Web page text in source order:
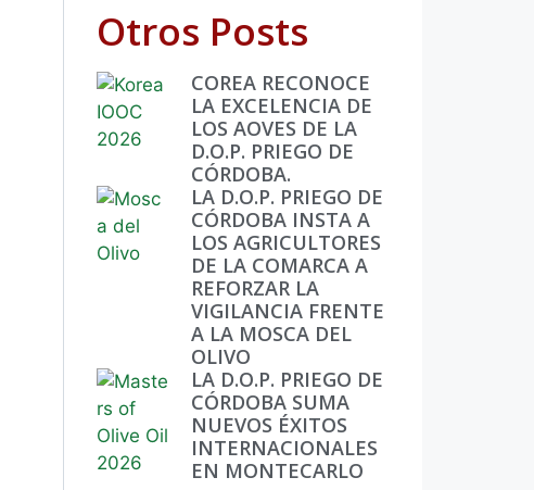
Otros Posts
COREA RECONOCE
LA EXCELENCIA DE
LOS AOVES DE LA
D.O.P. PRIEGO DE
CÓRDOBA.
LA D.O.P. PRIEGO DE
CÓRDOBA INSTA A
LOS AGRICULTORES
DE LA COMARCA A
REFORZAR LA
VIGILANCIA FRENTE
A LA MOSCA DEL
OLIVO
LA D.O.P. PRIEGO DE
CÓRDOBA SUMA
NUEVOS ÉXITOS
INTERNACIONALES
EN MONTECARLO